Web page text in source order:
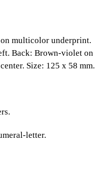
multicolor underprint.
Back: Brown-violet on
Size: 125 x 58 mm.
letter.